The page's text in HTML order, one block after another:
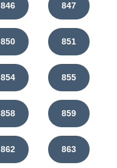
846 847
850 851
854 855
858 859
862 863